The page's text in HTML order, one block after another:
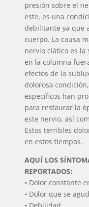
presión sobre el
este, es una
debilitante ya que
cuerpo. La causa
nervio ciático es
en la columna
efectos de la
dolorosa
específicos han
para restaurar la
este nervio, así
Estos terribles
en estos tiempos.
AQUÍ LOS
REPORTADOS:
• Dolor constante
• Dolor que se